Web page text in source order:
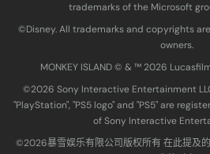
trademarks of the Microsoft
©Disney. All trademarks and copyrights
owners.
MONKEY ISLAND © & ™ 20‍26
©2026 Sony Interactive Entertainment
"PlayStation", "PS5 logo" and "PS5" are
of Sony Interactive
©2026暴雪娱乐有限公司版权所有 在此提及